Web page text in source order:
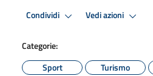
Condividi Vedi azioni
Categorie:
Sport
Turismo